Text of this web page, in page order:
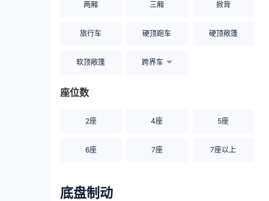
两厢 三厢 掀背
旅行车 硬顶跑车 硬顶敞篷
软顶敞篷 跨界车
座位数
2座 4座 5座
6座 7座 7座以上
底盘制动